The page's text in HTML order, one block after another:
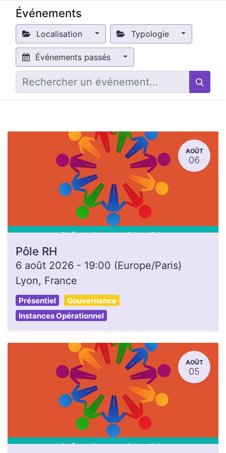
Événements
Localisation Typologie
Événements passés
AOÛT
06
Pôle RH
6 août 2026 - 19:00 (Europe/Paris)
Lyon, France
Présentiel
Gouvernance
Instances Opérationnel
AOÛT
05